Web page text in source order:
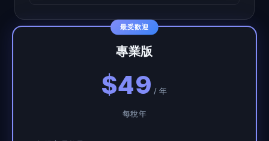
最受歡迎
專業版
$49 / 年
每稅年